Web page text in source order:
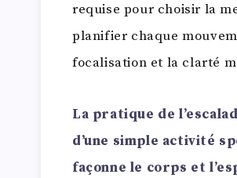
requise pour choisir la
planifier chaque
focalisation et la clarté
La pratique de
d’une simple activité
façonne le corps et